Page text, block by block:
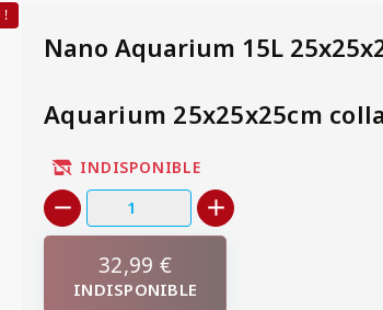
!
Nano Aquarium 15L
Aquarium 25x25x25cm
INDISPONIBLE
32,99 €
INDISPONIBLE